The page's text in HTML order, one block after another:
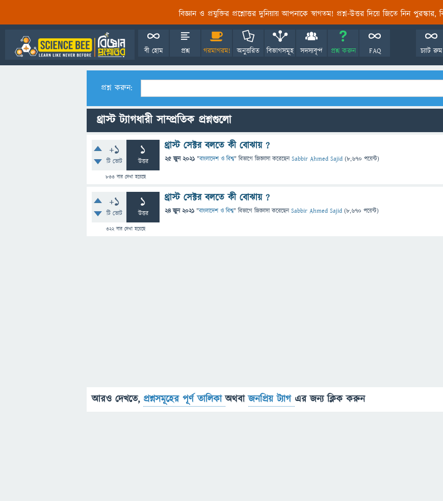
বিজ্ঞান ও প্রযুক্তির প্রশ্নোত্তর দুনিয়ায় আপনাকে স্বাগতম! প্রশ্ন-উত্তর দিয়ে জিতে নিন পুরস্কার,
বী হোম প্রশ্ন গরমাগরম! অনুত্তরিত বিভাগসমূহ সদস্যবৃন্দ প্রশ্ন করুন FAQ চ্যাট রুম
প্রশ্ন করুন:
থ্রাস্ট ট্যাগধারী সাম্প্রতিক প্রশ্নগুলো
+1
টি ভোট
1
উত্তর
833 বার দেখা হয়েছে
থ্রাস্ট সেক্টর বলতে কী বোঝায় ?
25 জুন 2021 "বাংলাদেশ ও বিশ্ব" বিভাগে জিজ্ঞাসাকরেছেনSabbir Ahmed Sajid (8,670 পয়েন্ট)
+1
টি ভোট
1
উত্তর
322বার দেখা হয়েছে
থ্রাস্ট সেক্টর বলতে কী বোঝায় ?
24 জুন 2021 "বাংলাদেশ ও বিশ্ব" বিভাগে জিজ্ঞাসাকরেছেনSabbir Ahmed Sajid (8,670 পয়েন্ট)
আরও দেখতে, প্রশ্নসমূহের পূর্ণ তালিকাঅথবাজনপ্রিয় ট্যাগ এর জন্য ক্লিক করুন